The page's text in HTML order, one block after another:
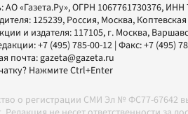
АО «Газета.Ру», ОГРН 1067761730376, ИНН
125239, Россия, Москва,
и издателя: 117105, г. Москва,
+7 (495) 785-00-12 | Факс:+7 (495)
почта:gazeta@gazeta.ru
Нажмите Ctrl+Enter
о регистрации СМИ Эл № ФС77-67642